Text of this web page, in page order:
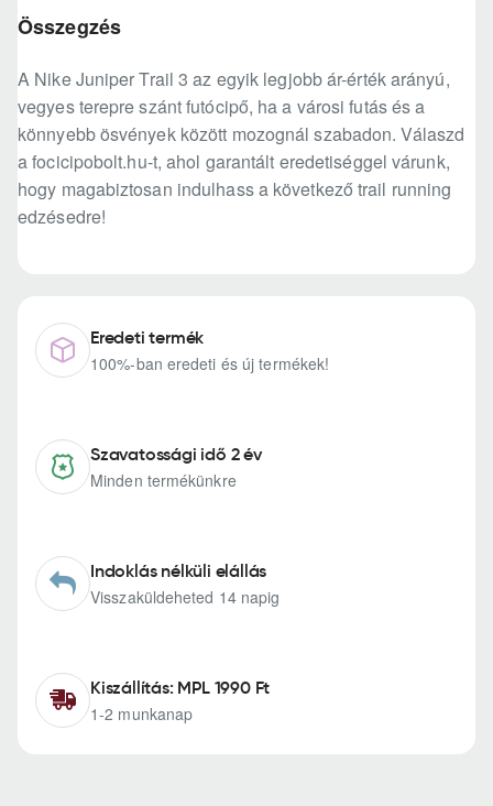
Összegzés
A Nike Juniper Trail 3 az egyik legjobb ár-érték arányú,
vegyes terepre szánt futócipő, ha a városi futás és a
könnyebb ösvények között mozognál szabadon. Válaszd
a focicipobolt.hu-t, ahol garantált eredetiséggel várunk,
hogy magabiztosan indulhass a következő trail running
edzésedre!
Eredeti termék
100%-ban eredeti és új termékek!
Szavatossági idő 2 év
Minden termékünkre
Indoklás nélküli elállás
Visszaküldeheted 14 napig
Kiszállítás: MPL 1990 Ft
1-2 munkanap